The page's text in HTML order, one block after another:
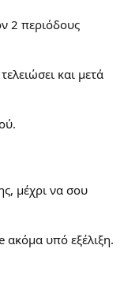
2 περιόδους
και μετά
μέχρι να σου
υπό εξέλιξη.